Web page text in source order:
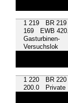
1 219 BR
169 EWB
Gasturbinen-
Versuchslok
1 220 BR
200.0 Private